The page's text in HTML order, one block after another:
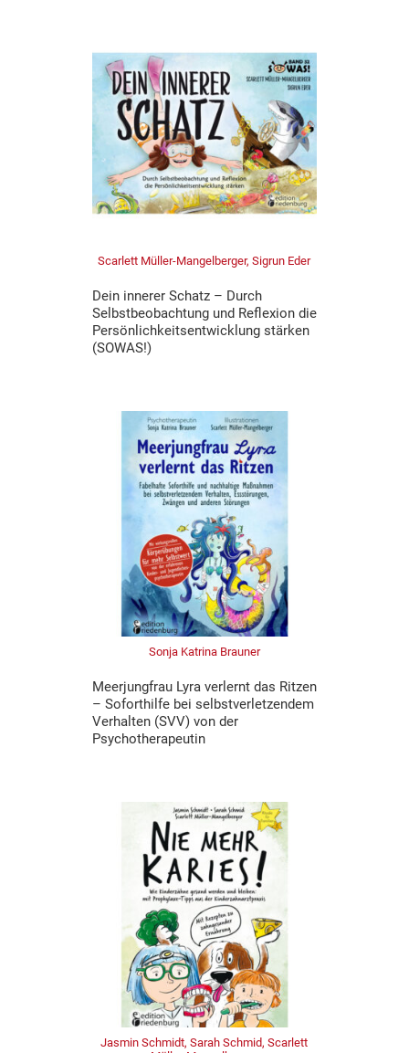
Scarlett Müller-Mangelberger, Sigrun Eder
Dein innerer Schatz – Durch
Selbstbeobachtung und Reflexion die
Persönlichkeitsentwicklung stärken
(SOWAS!)
Sonja Katrina Brauner
Meerjungfrau Lyra verlernt das Ritzen
– Soforthilfe bei selbstverletzendem
Verhalten (SVV) von der
Psychotherapeutin
Jasmin Schmidt, Sarah Schmid, Scarlett